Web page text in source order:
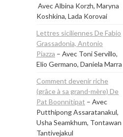
Avec Albina Korzh, Maryna
Koshkina, Lada Korovai
Lettres siciliennes De Fabio
Grassadonia, Antonio
Piazza – Avec Toni Servillo,
Elio Germano, Daniela Marra
Comment devenir riche
(grâce à sa grand-mère) De
Pat Boonnitipat – Avec
Putthipong Assaratanakul,
Usha Seamkhum, Tontawan
Tantivejakul